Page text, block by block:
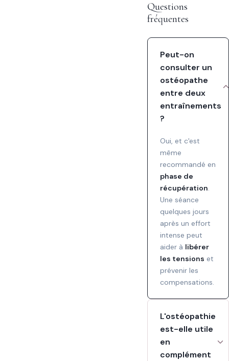
Questions
fréquentes
Peut-on
consulter un
ostéopathe
entre deux
entraînements
?
Oui, et c'est
même
recommandé en
phase de
récupération.
Une séance
quelques jours
après un effort
intense peut
aider à libérer
les tensions et
prévenir les
compensations.
L'ostéopathie
est-elle utile
en
complément